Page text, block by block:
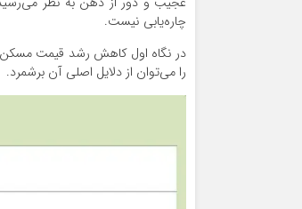
چاره‌یابی نیست.
در نگاه اول کاهش رشد قیمت مسکن
را می‌توان از دلایل اصلی آن برشمرد.